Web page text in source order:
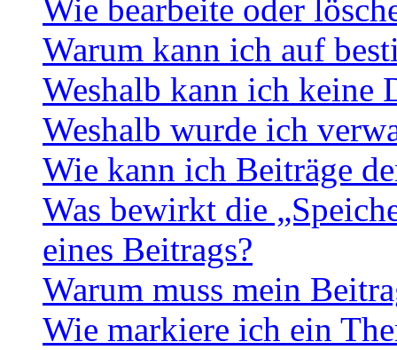
Wie bearbeite oder
Warum kann ich auf
Weshalb kann ich keine
Weshalb wurde ich
Wie kann ich Beiträge
Was bewirkt die
eines Beitrags?
Warum muss mein
Wie markiere ich ein